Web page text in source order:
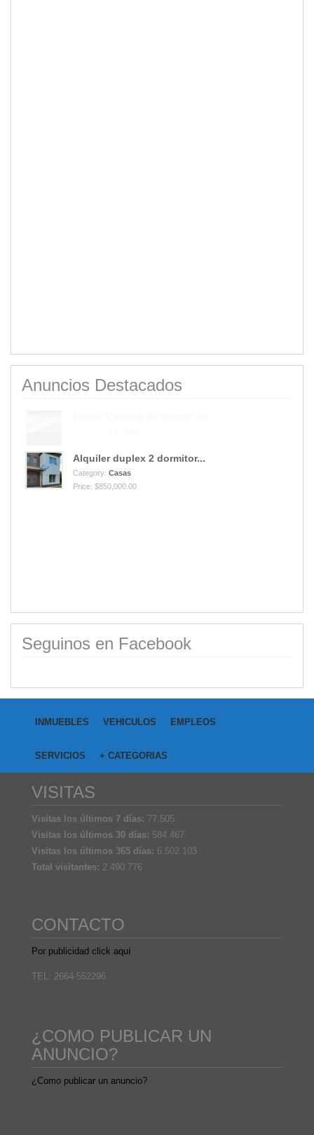
Anuncios Destacados
Alquiler duplex 2 dormitor...
Category: Casas
Price: $850,000.00
Seguinos en Facebook
INMUEBLES VEHICULOS EMPLEOS
SERVICIOS + CATEGORIAS
VISITAS
Visitas los últimos 7 días: 77.505
Visitas los últimos 30 días: 584.467
Visitas los últimos 365 días: 6.502.103
Total visitantes: 2.490.776
CONTACTO
Por publicidad click aquí
TEL: 2664-552296
¿COMO PUBLICAR UN
ANUNCIO?
¿Como publicar un anuncio?